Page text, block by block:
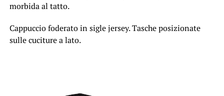
morbida al tatto.
Cappuccio foderato in sigle jersey. Tasche posizionate
sulle cuciture a lato.